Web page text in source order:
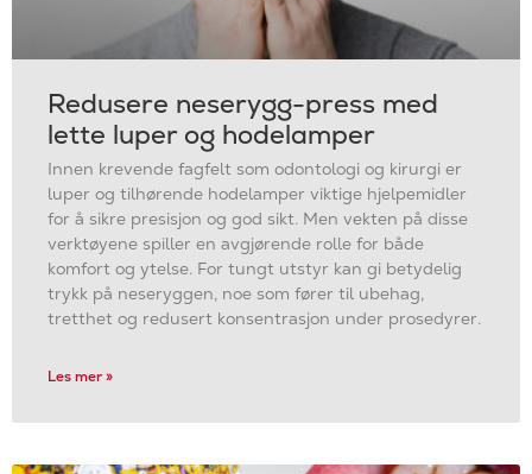
Redusere neserygg-press med
lette luper og hodelamper
Innen krevende fagfelt som odontologi og kirurgi er
luper og tilhørende hodelamper viktige hjelpemidler
for å sikre presisjon og god sikt. Men vekten på disse
verktøyene spiller en avgjørende rolle for både
komfort og ytelse. For tungt utstyr kan gi betydelig
trykk på neseryggen, noe som fører til ubehag,
tretthet og redusert konsentrasjon under prosedyrer.
Les mer »